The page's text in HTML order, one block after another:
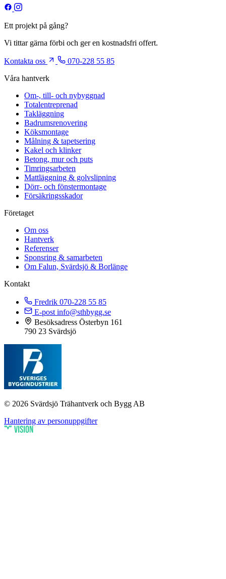
Ett projekt på gång?
Vi tittar gärna förbi och ger en kostnadsfri offert.
Kontakta oss
070-228 55 85
Våra hantverk
Om-, till- och nybyggnad
Totalentreprenad
Takläggning
Badrumsrenovering
Köksmontage
Målning & tapetsering
Kakel och klinker
Betong, mur och puts
Timringsarbeten
Mattläggning & golvslipning
Dörr- och fönstermontage
Försäkringsskador
Företaget
Om oss
Hantverk
Referenser
Sponsring & samarbeten
Om Falun, Svärdsjö & Borlänge
Kontakt
Fredrik 070-228 55 85
E-post info@sthbygg.se
Besöksadress Österbyn 161
790 23 Svärdsjö
© 2026 Svärdsjö Trähantverk och Bygg AB
Hantering av personuppgifter